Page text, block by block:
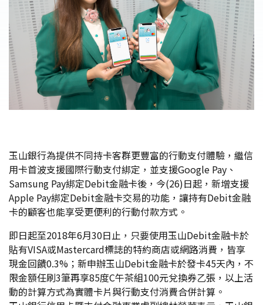
玉山銀行為提供不同持卡客群更豐富的行動支付體驗，繼信
用卡首波支援國際行動支付綁定，並支援Google Pay、
Samsung Pay綁定Debit金融卡後，今(26)日起，新增支援
Apple Pay綁定Debit金融卡交易的功能，讓持有Debit金融
卡的顧客也能享受更便利的行動付款方式。
即日起至2018年6月30日止，只要使用玉山Debit金融卡於
貼有VISA或Mastercard標誌的特約商店或網路消費，皆享
現金回饋0.3%；新申辦玉山Debit金融卡於發卡45天內，不
限金額任刷3筆再享85度C午茶組100元兌換券乙張，以上活
動的計算方式為實體卡片與行動支付消費合併計算。